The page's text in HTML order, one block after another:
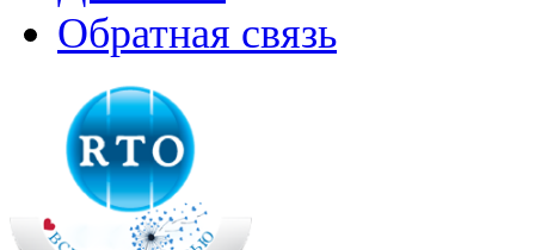
Обратная связь